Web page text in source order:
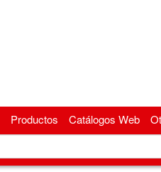
Productos Catálogos Web